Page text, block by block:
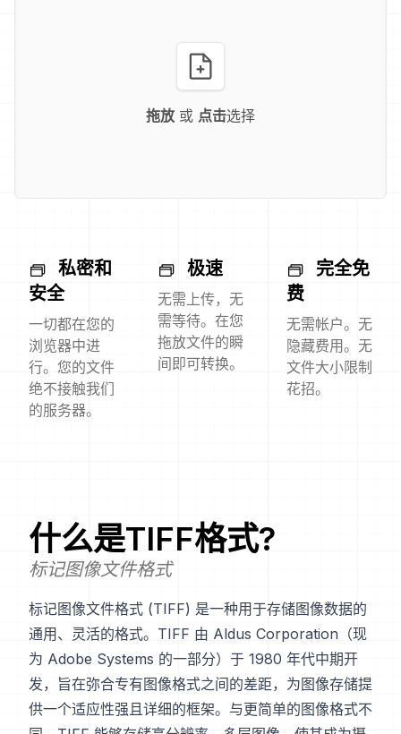
拖放 或 点击选择
私密和
安全
一切都在您的
浏览器中进
行。您的文件
绝不接触我们
的服务器。
极速
无需上传，无
需等待。在您
拖放文件的瞬
间即可转换。
完全免
费
无需帐户。无
隐藏费用。无
文件大小限制
花招。
什么是TIFF格式?
标记图像文件格式
标记图像文件格式 (TIFF) 是一种用于存储图像数据的
通用、灵活的格式。TIFF 由 Aldus Corporation（现
为 Adobe Systems 的一部分）于 1980 年代中期开
发，旨在弥合专有图像格式之间的差距，为图像存储提
供一个适应性强且详细的框架。与更简单的图像格式不